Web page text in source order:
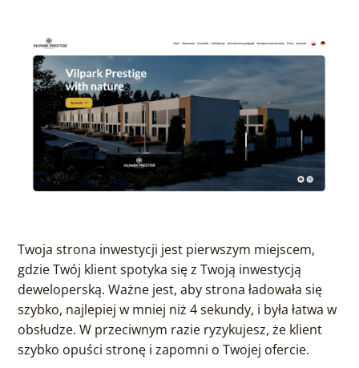
Twoja strona inwestycji jest pierwszym miejscem,
gdzie Twój klient spotyka się z Twoją inwestycją
deweloperską. Ważne jest, aby strona ładowała się
szybko, najlepiej w mniej niż 4 sekundy, i była łatwa w
obsłudze. W przeciwnym razie ryzykujesz, że klient
szybko opuści stronę i zapomni o Twojej ofercie.